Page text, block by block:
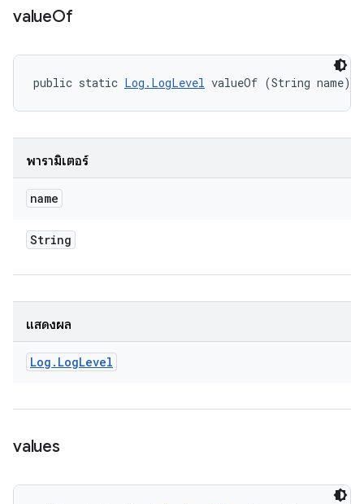
valueOf
public static Log.LogLevel valueOf (String name)
พารามิเตอร์
name
String
แสดงผล
Log . LogLevel
values